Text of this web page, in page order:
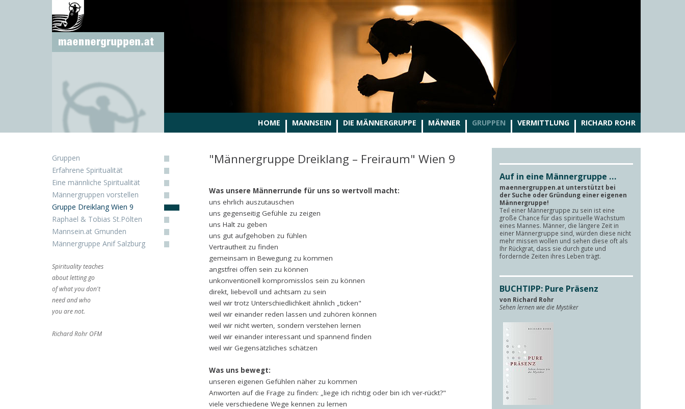
HOME MANNSEIN DIE MÄNNERGRUPPE MÄNNER GRUPPEN VERMITTLUNG RICHARD ROHR
"Männergruppe Dreiklang – Freiraum" Wien 9
Was unsere Männerrunde für uns so wertvoll macht:
uns ehrlich auszutauschen
uns gegenseitig Gefühle zu zeigen
uns Halt zu geben
uns gut aufgehoben zu fühlen
Vertrautheit zu finden
gemeinsam in Bewegung zu kommen
angstfrei offen sein zu können
unkonventionell kompromisslos sein zu können
direkt, liebevoll und achtsam zu sein
weil wir trotz Unterschiedlichkeit ähnlich „ticken"
weil wir einander reden lassen und zuhören können
weil wir nicht werten, sondern verstehen lernen
weil wir einander interessant und spannend finden
weil wir Gegensätzliches schätzen
Was uns bewegt:
unseren eigenen Gefühlen näher zu kommen
Anworten auf die Frage zu finden: „liege ich richtig oder bin ich ver-rückt?"
viele verschiedene Wege kennen zu lernen
Gruppen
Erfahrene Spiritualität
Eine männliche Spiritualität
Männergruppen vorstellen
Gruppe Dreiklang Wien 9
Raphael & Tobias St.Pölten
Mannsein.at Gmunden
Männergruppe Anif Salzburg
Spirituality teaches
about letting go
of what you don't
need and who
you are not.
Richard Rohr OFM
Auf in eine Männergruppe …
maennergruppen.at unterstützt bei
der Suche oder Gründung einer eigenen
Männergruppe!
Teil einer Männergruppe zu sein ist eine
große Chance für das spirituelle Wachstum
eines Mannes. Männer, die längere Zeit in
einer Männergruppe sind, würden diese nicht
mehr missen wollen und sehen diese oft als
Ihr Rückgrat, dass sie durch gute und
fordernde Zeiten ihres Leben trägt.
BUCHTIPP: Pure Präsenz
von Richard Rohr
Sehen lernen wie die Mystiker